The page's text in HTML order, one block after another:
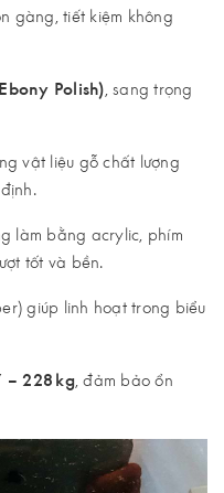
gàng, tiết kiệm không
Polish) , sang trọng
vật liệu gỗ chất lượng
làm bằng acrylic, phím
tốt và bền.
giúp linh hoạt trong biểu
– 228 kg, đảm bảo ổn